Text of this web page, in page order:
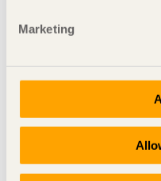
Marketing
Black Pine Collection
Garderoben Brus
Kaffebordet Radius
Pallen Pinustool